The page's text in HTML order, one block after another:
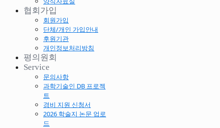
협회가입
회원가입
단체/개인 가입안내
후원기관
개인정보처리방침
평의원회
Service
문의사항
과학기술인 DB 프로젝
트
경비 지원 신청서
2026 학술지 논문 업로
드